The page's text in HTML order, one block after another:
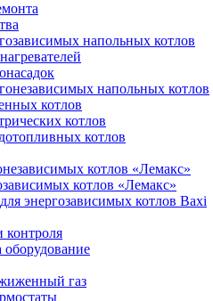
напольных котлов
напольных котлов
котлов
котлов
котлов
котлов «Лемакс»
котлов «Лемакс»
энергозависимых котлов Baxi
контроля
газ